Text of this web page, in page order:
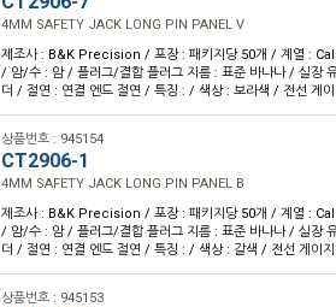
4MM SAFETY JACK LONG PIN PANEL V
제조사 : B&K Precision / 포장 : 패키지당 50개 / 계열 :
/ 암/수 : 암 / 플러그/결합 플러그 지름 : 표준 바나나 / 실장
더 / 절연 : 연결 엔드 절연 / 특징 : / 색상 : 보라색 / 전선 게
상품번호 : 945154
CT2906-1
4MM SAFETY JACK LONG PIN PANEL B
제조사 : B&K Precision / 포장 : 패키지당 50개 / 계열 :
/ 암/수 : 암 / 플러그/결합 플러그 지름 : 표준 바나나 / 실장
더 / 절연 : 연결 엔드 절연 / 특징 : / 색상 : 갈색 / 전선 게이
상품번호 : 945153